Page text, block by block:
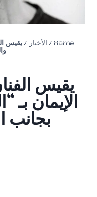
Home
/ الأخبار / يقيس
يقيس
الإيمان بـ
بجانب